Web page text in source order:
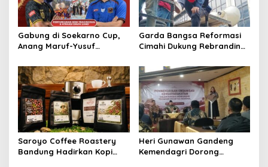
Gabung di Soekarno Cup,
Anang Maruf-Yusuf
Muda dari Pelosok Tanah
Air
Garda Bangsa Reformasi
Cimahi Dukung Rebranding
Harus Diikuti Reformasi
Pelayanan
Saroyo Coffee Roastery
Bandung Hadirkan Kopi
Heri Gunawan Gandeng
Kemendagri Dorong